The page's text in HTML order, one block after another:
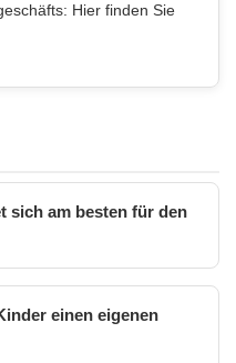
Hier finden Sie
sich am besten für den
einen eigenen